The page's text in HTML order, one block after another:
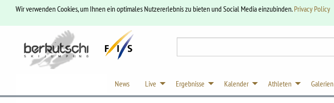
Wir verwenden Cookies, um Ihnen ein optimales Nutzererlebnis zu bieten und Social Media einzubinden.Privacy Policy
News Live Ergebnisse Kalender Athleten Galerien